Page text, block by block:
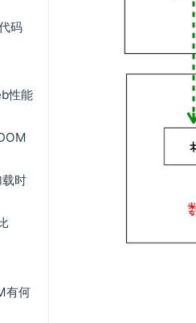
码
性能
时
有何